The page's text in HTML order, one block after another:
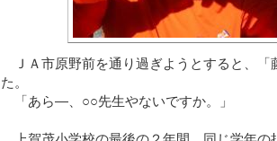
ＪＡ市原野前を通り過ぎようとすると、「
た。
「あら―、○○先生やないですか。」